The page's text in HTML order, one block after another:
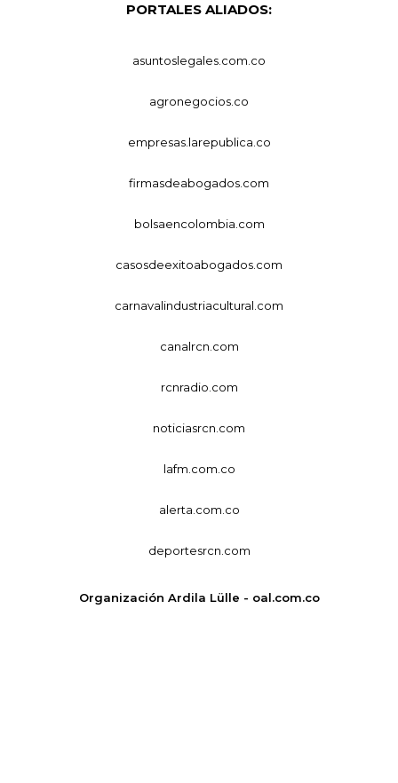
PORTALES ALIADOS:
asuntoslegales.com.co
agronegocios.co
empresas.larepublica.co
firmasdeabogados.com
bolsaencolombia.com
casosdeexitoabogados.com
carnavalindustriacultural.com
canalrcn.com
rcnradio.com
noticiasrcn.com
lafm.com.co
alerta.com.co
deportesrcn.com
Organización Ardila Lülle - oal.com.co